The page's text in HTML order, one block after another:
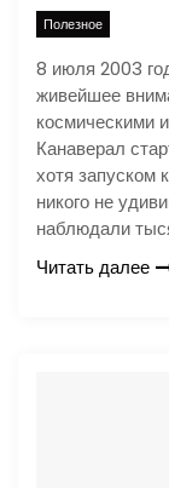
Полезное
8 июля 2003
живейшее
космическими
Канаверал
хотя запуском
никого не
наблюдали
Читать далее